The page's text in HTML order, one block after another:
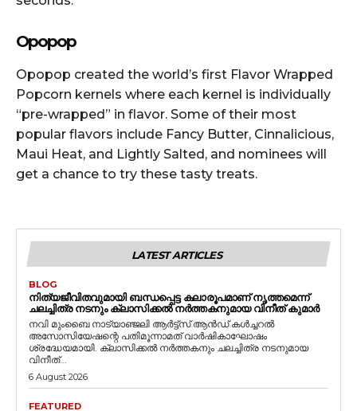
Opopop
Opopop created the world’s first Flavor Wrapped
Popcorn kernels where each kernel is individually
“pre-wrapped” in flavor. Some of their most
popular flavors include Fancy Butter, Cinnalicious,
Maui Heat, and Lightly Salted, and nominees will
get a chance to try these tasty treats.
LATEST ARTICLES
BLOG
നിത്യജീവിതവുമായി ബന്ധപ്പെട്ട കലാരൂപമാണ് നൃത്തമെന്ന്
ചലച്ചിത്ര നടനും ക്ലാസിക്കൽ നർത്തകനുമായ വിനീത് കുമാർ
നവി മുംബൈ നാട്യാഞ്ജലി ആർട്ട്സ് ആൻഡ് കൾച്ചറൽ
അസോസിയേഷന്റെ പതിമൂന്നാമത് വാർഷികാഘോഷം
ശ്രദ്ധേയമായി. ക്ലാസിക്കൽ നർത്തകനും ചലച്ചിത്ര നടനുമായ
വിനീത്...
6 August 2026
FEATURED